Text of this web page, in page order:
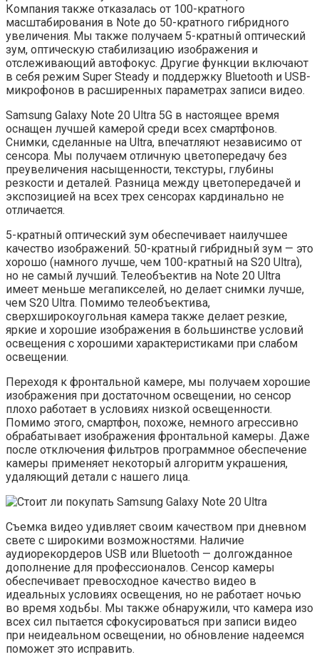
Компания также отказалась от 100-кратного
масштабирования в Note до 50-кратного гибридного
увеличения. Мы также получаем 5-кратный оптический
зум, оптическую стабилизацию изображения и
отслеживающий автофокус. Другие функции включают
в себя режим Super Steady и поддержку Bluetooth и USB-
микрофонов в расширенных параметрах записи видео.
Samsung Galaxy Note 20 Ultra 5G в настоящее время
оснащен лучшей камерой среди всех смартфонов.
Снимки, сделанные на Ultra, впечатляют независимо от
сенсора. Мы получаем отличную цветопередачу без
преувеличения насыщенности, текстуры, глубины
резкости и деталей. Разница между цветопередачей и
экспозицией на всех трех сенсорах кардинально не
отличается.
5-кратный оптический зум обеспечивает наилучшее
качество изображений. 50-кратный гибридный зум — это
хорошо (намного лучше, чем 100-кратный на S20 Ultra),
но не самый лучший. Телеобъектив на Note 20 Ultra
имеет меньше мегапикселей, но делает снимки лучше,
чем S20 Ultra. Помимо телеобъектива,
сверхширокоугольная камера также делает резкие,
яркие и хорошие изображения в большинстве условий
освещения с хорошими характеристиками при слабом
освещении.
Переходя к фронтальной камере, мы получаем хорошие
изображения при достаточном освещении, но сенсор
плохо работает в условиях низкой освещенности.
Помимо этого, смартфон, похоже, немного агрессивно
обрабатывает изображения фронтальной камеры. Даже
после отключения фильтров программное обеспечение
камеры применяет некоторый алгоритм украшения,
удаляющий детали с нашего лица.
Съемка видео удивляет своим качеством при дневном
свете с широкими возможностями. Наличие
аудиорекордеров USB или Bluetooth — долгожданное
дополнение для профессионалов. Сенсор камеры
обеспечивает превосходное качество видео в
идеальных условиях освещения, но не работает ночью
во время ходьбы. Мы также обнаружили, что камера изо
всех сил пытается сфокусироваться при записи видео
при неидеальном освещении, но обновление надеемся
поможет это исправить.